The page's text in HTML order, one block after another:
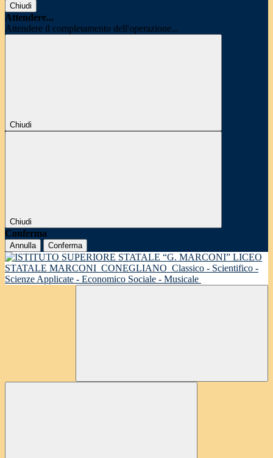
Chiudi
Attendere...
Attendere il completamento dell'operazione...
Chiudi
Chiudi
Conferma
Annulla Conferma
LICEO
STATALE MARCONI CONEGLIANO Classico - Scientifico -
Scienze Applicate - Economico Sociale - Musicale